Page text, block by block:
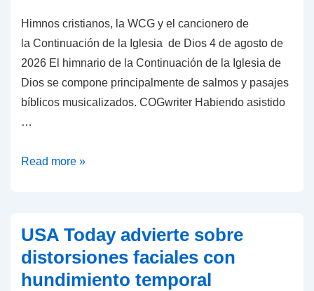
Big
Wobble’?
Himnos cristianos, la WCG y el cancionero de
la Continuación de la Iglesia de Dios 4 de agosto de
2026 El himnario de la Continuación de la Iglesia de
Dios se compone principalmente de salmos y pasajes
bíblicos musicalizados. COGwriter Habiendo asistido
…
Himnos
y
el
cancionero
Read more »
USA Today advierte sobre
distorsiones faciales con
hundimiento temporal